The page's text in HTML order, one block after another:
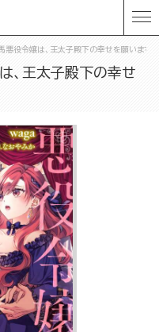
悪役令嬢は、王太子殿下の幸せを願います！
、王太子殿下の幸せ